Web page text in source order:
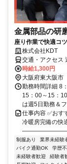
金属部品の研
座り作業で快適コ
株式会社KDT
交通・アクセス
時給1,300円
大阪府東大阪市
勤務時間詳細 8
15：00～15：
は週5日勤務＆
仕事内容 ✅お
冷暖房完備の快
制服あり 業界未経験
バイク通勤OK
学歴
未経験者歓迎
経験者